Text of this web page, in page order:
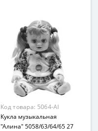
Развивающая игрушка
Возраст
от 3 лет
Материал
Пластик
Код товара: 5064-AI
Кукла музыкальная
"Алина" 5058/63/64/65 27